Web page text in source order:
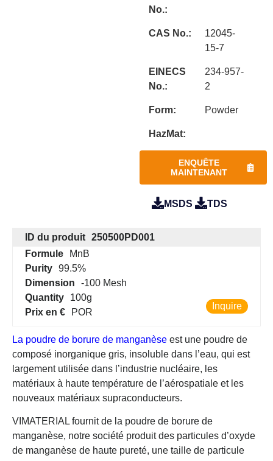
No.:
CAS No.:
12045-
15-7
EINECS
No.:
234-957-
2
Form: Powder
HazMat:
ENQUÊTE
MAINTENANT
MSDS TDS
ID du produit 250500PD001
Formule
MnB
Purity 99.5%
Dimension
-100 Mesh
Quantity
100g
Prix en €
POR
Inquire
La poudre de borure de manganèse est une poudre de
composé inorganique gris, insoluble dans l’eau, qui est
largement utilisée dans l’industrie nucléaire, les
matériaux à haute température de l’aérospatiale et les
nouveaux matériaux supraconducteurs.
VIMATERIAL fournit de la poudre de borure de
manganèse, notre société produit des particules d’oxyde
de manganèse de haute pureté, une taille de particule